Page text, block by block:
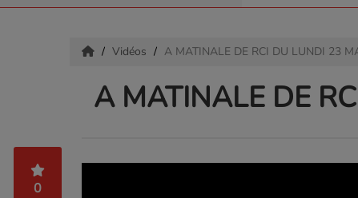
Vidéos A MATINALE DE RCI DU LUNDI 23
A MATINALE DE
0